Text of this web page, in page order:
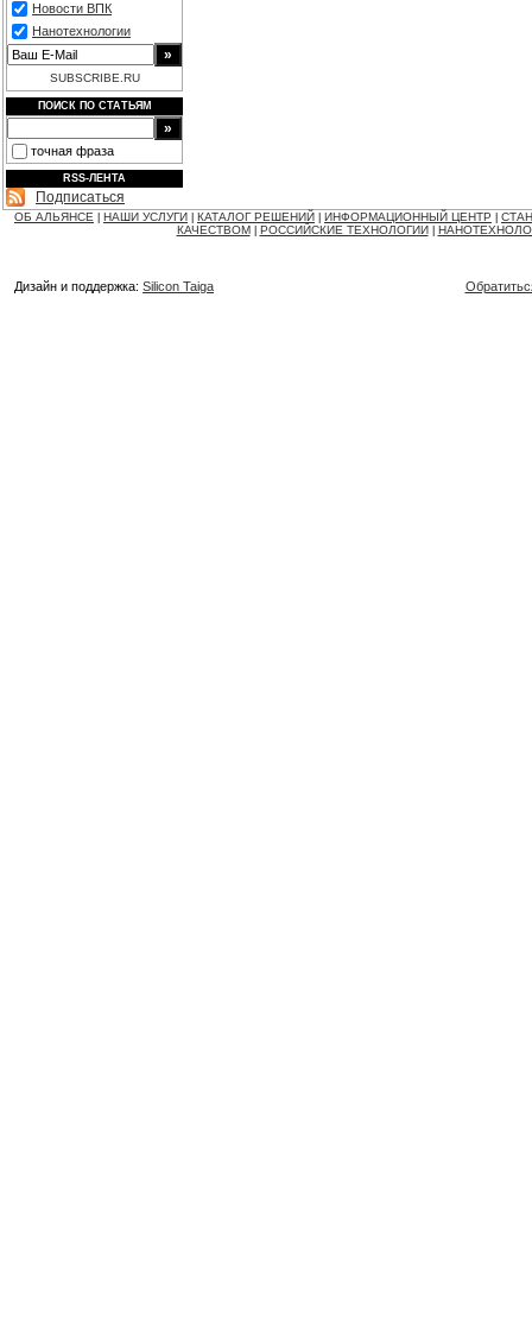
Новости ВПК
Нанотехнологии
SUBSCRIBE.RU
ПОИСК ПО СТАТЬЯМ
точная фраза
RSS-ЛЕНТА
Подписаться
ОБ АЛЬЯНСЕ НАШИ УСЛУГИ КАТАЛОГ РЕШЕНИЙ ИНФОРМАЦИОННЫЙ ЦЕНТР
КАЧЕСТВОМ
РОССИЙСКИЕ ТЕХНОЛОГИИ
Дизайн и поддержка: Silicon Taiga